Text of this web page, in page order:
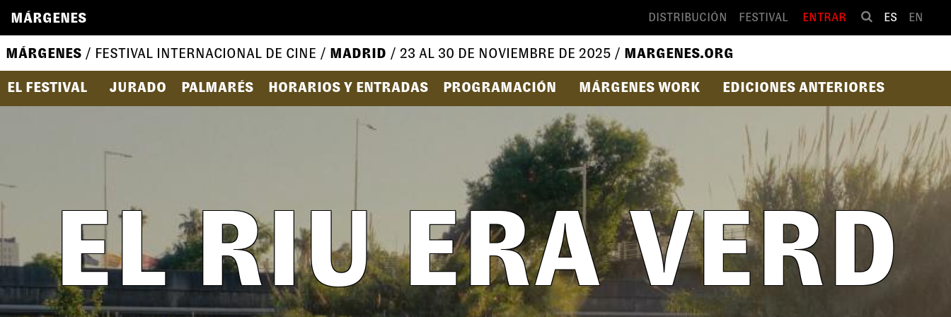
MÁRGENES DISTRIBUCIÓN FESTIVAL ENTRAR ES EN
MÁRGENES / FESTIVAL INTERNACIONAL DE CINE / MADRID / 23 AL 30 DE NOVIEMBRE DE 2025 / MARGENES.ORG
EL FESTIVAL JURADO PALMARÉS HORARIOS Y ENTRADAS PROGRAMACIÓN MÁRGENES WORK EDICIONES ANTERIORES
EL RIU ERA VERD